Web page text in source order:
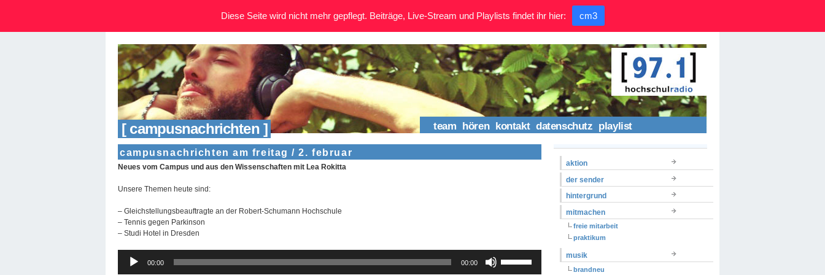
[ campusnachrichten ] team hören kontakt datenschutz playlist
campusnachrichten am freitag / 2. februar
Neues vom Campus und aus den Wissenschaften mit Lea Rokitta
Unsere Themen heute sind:
– Gleichstellungsbeauftragte an der Robert-Schumann Hochschule
– Tennis gegen Parkinson
– Studi Hotel in Dresden
Audio-
Player
00:00 00:00
Hoch/Runter
aktion
der sender
hintergrund
mitmachen
freie mitarbeit
praktikum
musik
brandneu
Diese Seite wird nicht mehr gepflegt. Beiträge, Live-Stream und Playlists findet ihr hier: cm3